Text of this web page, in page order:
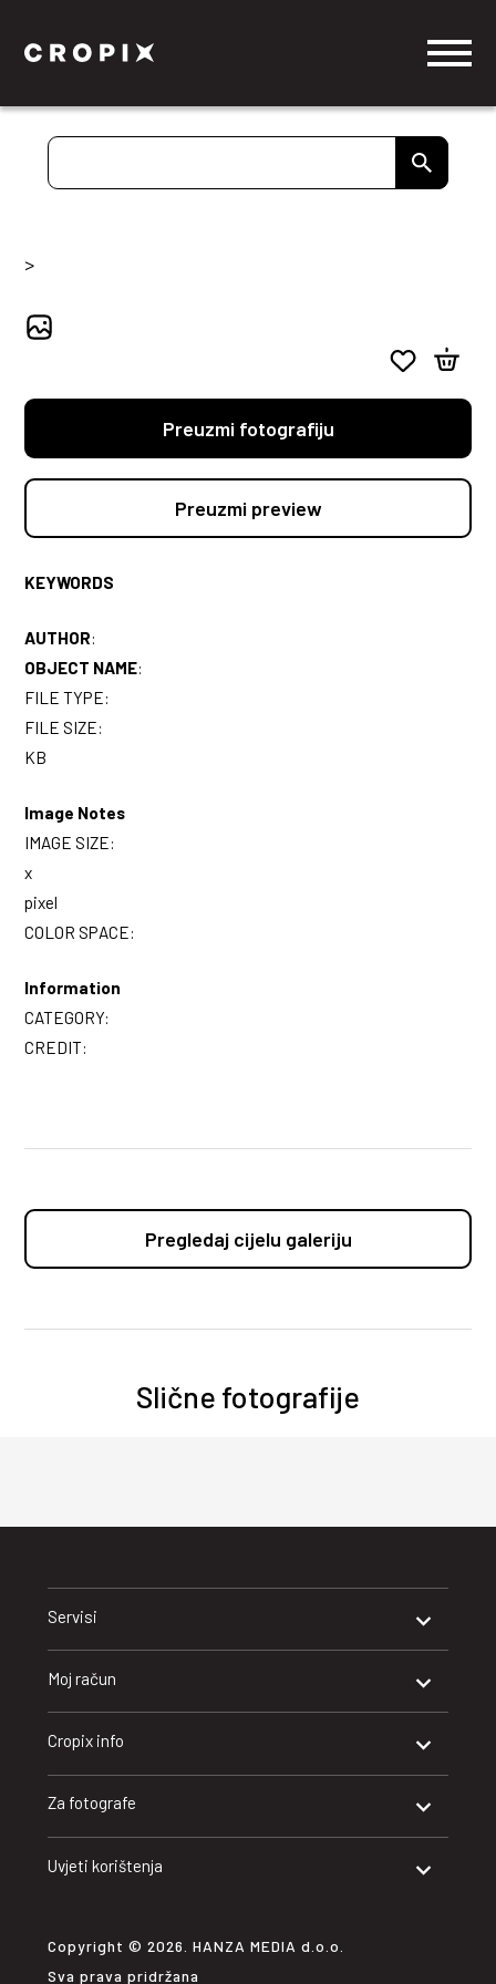
>
Preuzmi fotografiju
Preuzmi preview
KEYWORDS
AUTHOR:
OBJECT NAME:
FILE TYPE:
FILE SIZE:
KB
Image Notes
IMAGE SIZE:
x
pixel
COLOR SPACE:
Information
CATEGORY:
CREDIT:
Pregledaj cijelu galeriju
Slične fotografije
Servisi
Moj račun
Cropix info
Za fotografe
Uvjeti korištenja
Copyright © 2026. HANZA MEDIA d.o.o.
Sva prava pridržana